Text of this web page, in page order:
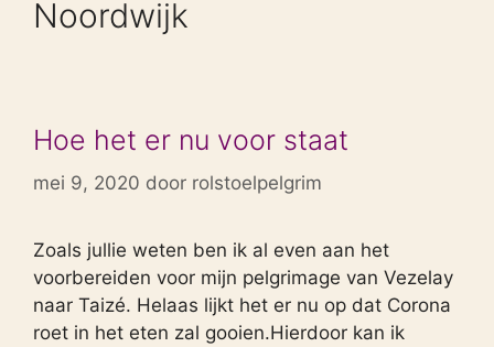
Noordwijk
Hoe het er nu voor staat
mei 9, 2020 door rolstoelpelgrim
Zoals jullie weten ben ik al even aan het
voorbereiden voor mijn pelgrimage van Vezelay
naar Taizé. Helaas lijkt het er nu op dat Corona
roet in het eten zal gooien.Hierdoor kan ik